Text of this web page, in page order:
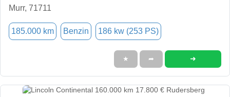
Murr, 71711
185.000 km Benzin 186 kw (253 PS)
★ ➦ ➜